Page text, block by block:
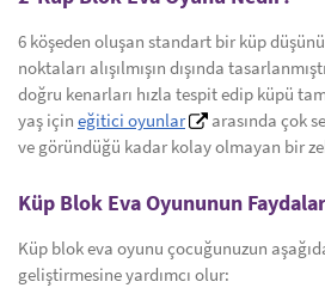
6 köşeden oluşan standart bir küp
noktaları alışılmışın dışında
doğru kenarları hızla tespit edip küpü
yaş için eğitici oyunlar
arasında çok
ve göründüğü kadar kolay olmayan bir
Küp Blok Eva Oyununun
Küp blok eva oyunu çocuğunuzun
geliştirmesine yardımcı olur: